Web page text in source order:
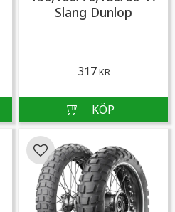
Slang Dunlop
317KR
Lägg till i favoriter